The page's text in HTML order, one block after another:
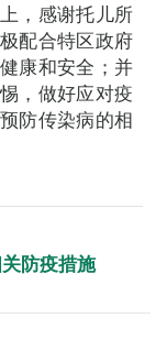
，感谢托儿所
配合特区政府
康和安全；并
，做好应对疫
防传染病的相
防疫措施